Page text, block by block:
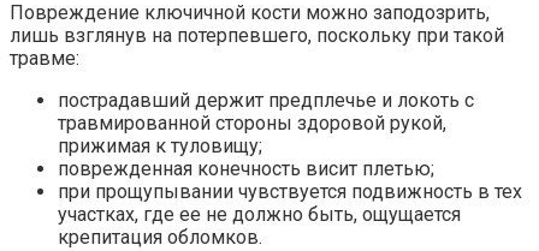
Повреждение ключичной кости можно заподозрить,
лишь взглянув на потерпевшего, поскольку при такой
травме:
пострадавший держит предплечье и локоть с
травмированной стороны здоровой рукой,
прижимая к туловищу;
поврежденная конечность висит плетью;
при прощупывании чувствуется подвижность в тех
участках, где ее не должно быть, ощущается
крепитация обломков.